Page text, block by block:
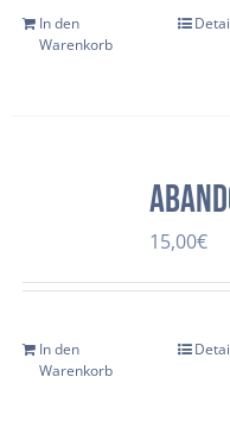
In den
Warenkorb
15,00€
In den
Warenkorb